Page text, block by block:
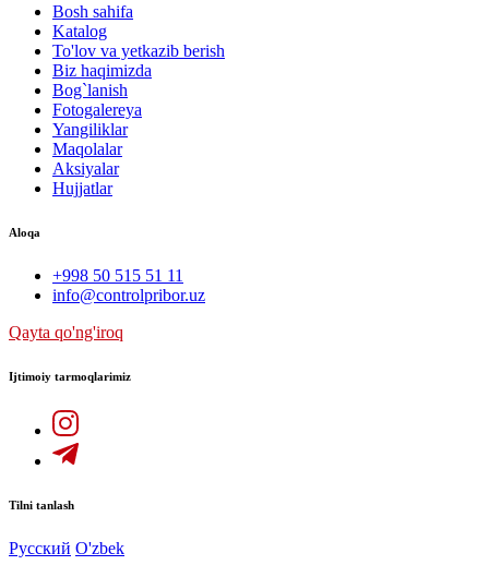
Bosh sahifa
Katalog
To'lov va yetkazib berish
Biz haqimizda
Bog`lanish
Fotogalereya
Yangiliklar
Maqolalar
Aksiyalar
Hujjatlar
Aloqa
+998 50 515 51 11
info@controlpribor.uz
Qayta qo'ng'iroq
Ijtimoiy tarmoqlarimiz
Tilni tanlash
Русский O'zbek